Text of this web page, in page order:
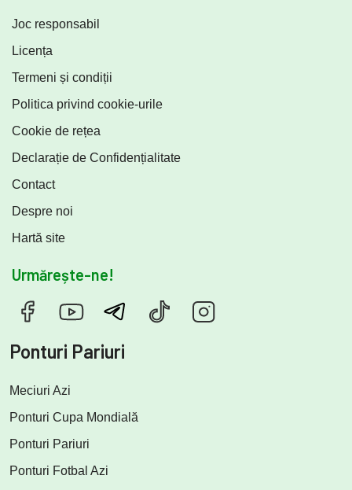
Joc responsabil
Licența
Termeni și condiții
Politica privind cookie-urile
Cookie de rețea
Declarație de Confidențialitate
Contact
Despre noi
Hartă site
Urmărește-ne!
Ponturi Pariuri
Meciuri Azi
Ponturi Cupa Mondială
Ponturi Pariuri
Ponturi Fotbal Azi